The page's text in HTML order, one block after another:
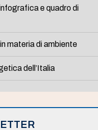
e quadro di
materia di ambiente
dell’Italia